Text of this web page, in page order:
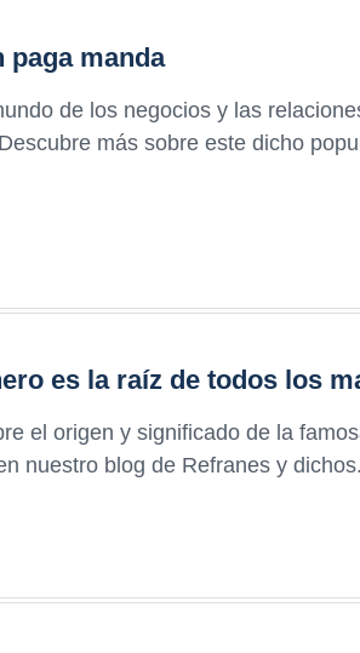
paga manda
de los negocios y las
más sobre este dicho
es la raíz de todos los
el origen y significado de la
nuestro blog de Refranes y